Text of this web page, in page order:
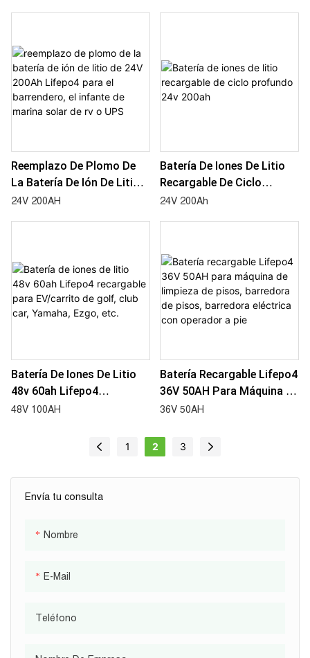
Envía tu consulta
Nombre
E-Mail
Teléfono
De Carretera
Reemplazo De Plomo De
La Batería De Ión De Litio
De 24V 200Ah Lifepo4 Para
24V 200AH
Batería De Iones De Litio
Recargable De Ciclo
Profundo 24v 200ah
24V 200Ah
Batería De Iones De Litio
48v 60ah Lifepo4
Recargable Para
Car, Yamaha, Ezgo, Etc.
48V 100AH
Batería Recargable Lifepo4
36V 50AH Para Máquina De
Limpieza De Pisos,
Barredora Eléctrica Con
Operador A Pie
36V 50AH
1 2 3